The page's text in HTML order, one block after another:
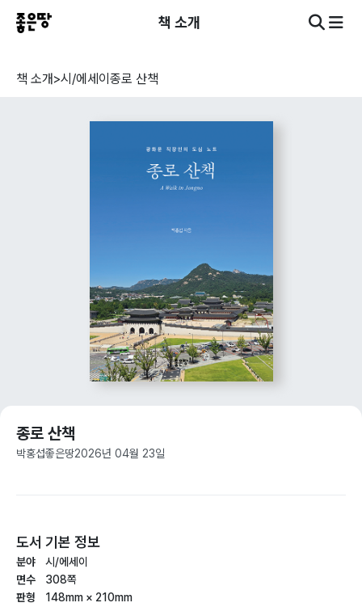
책 소개
책 소개>시/에세이 종로 산책
종로 산책
박홍섭좋은땅2026년 04월 23일
도서 기본 정보
분야
면수
판형
시/에세이
308쪽
148mm × 210mm